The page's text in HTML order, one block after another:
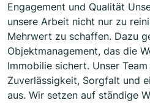
Engagement und Qualität
unsere Arbeit nicht nur zu
Mehrwert zu schaffen. Dazu
Objektmanagement, das die
Immobilie sichert. Unser
Zuverlässigkeit, Sorgfalt und
aus. Wir setzen auf ständige